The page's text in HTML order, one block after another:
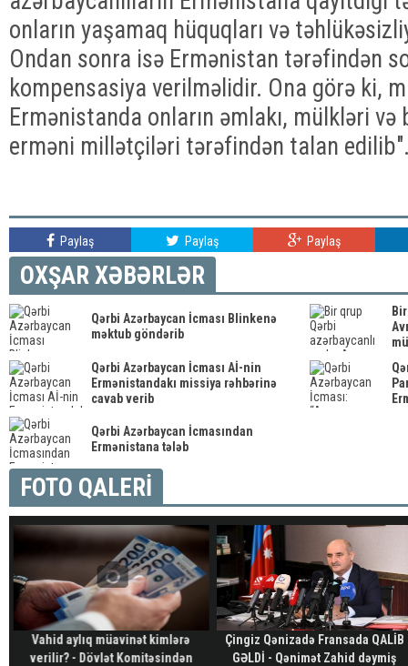
onların yaşamaq hüquqları və
Ondan sonra isə Ermənistan tərəfindən
kompensasiya verilməlidir. Ona görə ki,
Ermənistanda onların əmlakı, mülkləri və
erməni millətçiləri tərəfindən talan
Paylaş Paylaş Paylaş
OXŞAR XƏBƏRLƏR
Qərbi Azərbaycan İcması Blinkenə
məktub göndərib
Qərbi Azərbaycan İcması Aİ-nin
Ermənistandakı missiya rəhbərinə
cavab verib
Qərbi Azərbaycan İcmasından
Ermənistana tələb
FOTO QALERİ
Vahid aylıq müavinət kimlərə
verilir? - Dövlət Komitəsindən
Çingiz Qənizadə Fransada QALİB
GƏLDİ - Qənimət Zahid dəymiş